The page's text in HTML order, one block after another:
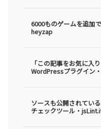
6000ものゲームを追加
heyzap
「この記事をお気に入
WordPressプラグイン
ソースも公開されてい
チェックツール・